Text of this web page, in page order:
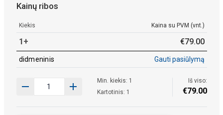
Kainų ribos
Kiekis Kaina su PVM (vnt.)
1+ €79.00
didmeninis Gauti pasiūlymą
Min. kiekis: 1
Kartotinis: 1
Iš viso:
€79.00